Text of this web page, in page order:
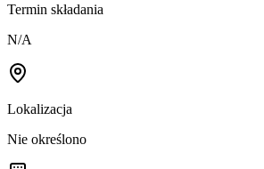
Termin składania
N/A
Lokalizacja
Nie określono